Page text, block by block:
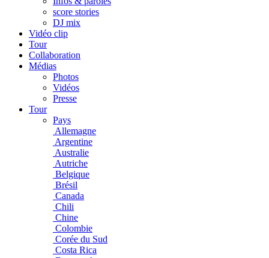
score stories
DJ mix
Vidéo clip
Tour
Collaboration
Médias
Photos
Vidéos
Presse
Tour
Pays
Allemagne
Argentine
Australie
Autriche
Belgique
Brésil
Canada
Chili
Chine
Colombie
Corée du Sud
Costa Rica